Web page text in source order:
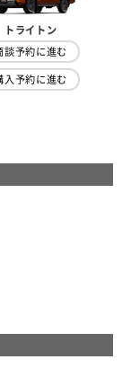
トライトン
談予約に進む
入予約に進む